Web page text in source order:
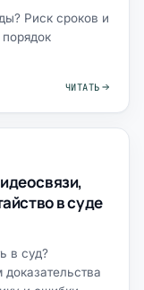
Риск сроков и
ЧИТАТЬ
в суде
в суд?